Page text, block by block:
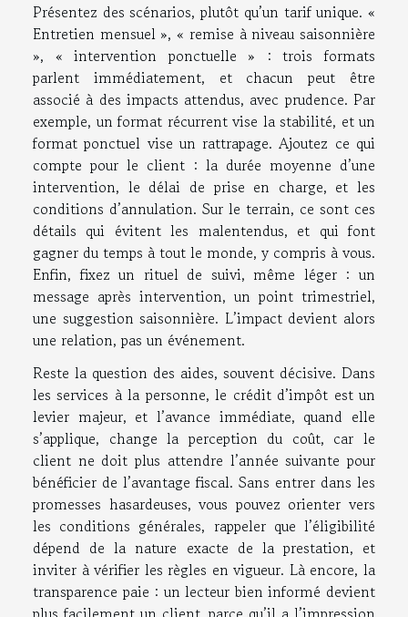
Présentez des scénarios, plutôt qu’un tarif unique. «
Entretien mensuel », « remise à niveau saisonnière
», « intervention ponctuelle » : trois formats
parlent immédiatement, et chacun peut être
associé à des impacts attendus, avec prudence. Par
exemple, un format récurrent vise la stabilité, et un
format ponctuel vise un rattrapage. Ajoutez ce qui
compte pour le client : la durée moyenne d’une
intervention, le délai de prise en charge, et les
conditions d’annulation. Sur le terrain, ce sont ces
détails qui évitent les malentendus, et qui font
gagner du temps à tout le monde, y compris à vous.
Enfin, fixez un rituel de suivi, même léger : un
message après intervention, un point trimestriel,
une suggestion saisonnière. L’impact devient alors
une relation, pas un événement.
Reste la question des aides, souvent décisive. Dans
les services à la personne, le crédit d’impôt est un
levier majeur, et l’avance immédiate, quand elle
s’applique, change la perception du coût, car le
client ne doit plus attendre l’année suivante pour
bénéficier de l’avantage fiscal. Sans entrer dans les
promesses hasardeuses, vous pouvez orienter vers
les conditions générales, rappeler que l’éligibilité
dépend de la nature exacte de la prestation, et
inviter à vérifier les règles en vigueur. Là encore, la
transparence paie : un lecteur bien informé devient